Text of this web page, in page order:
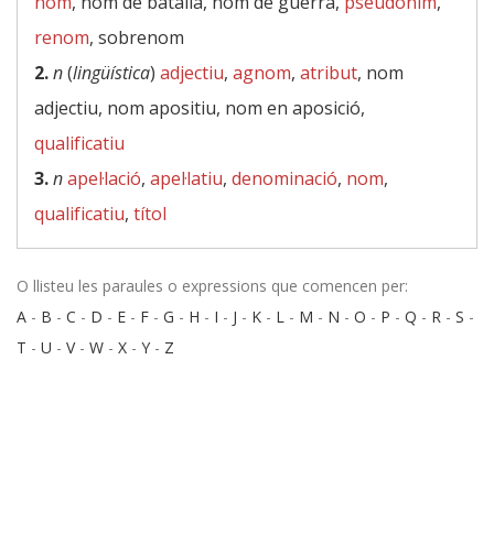
renom, sobrenom
2.n(lingüística) adjectiu, agnom, atribut, nom
adjectiu, nom apositiu, nom en aposició,
qualificatiu
3.napel·lació, apel·latiu, denominació, nom,
qualificatiu, títol
O llisteu les paraules o expressions que comencen per:
A - B - C - D - E - F - G - H - I - J - K - L - M - N - O - P - Q - R - S -
T - U - V- W - X - Y - Z